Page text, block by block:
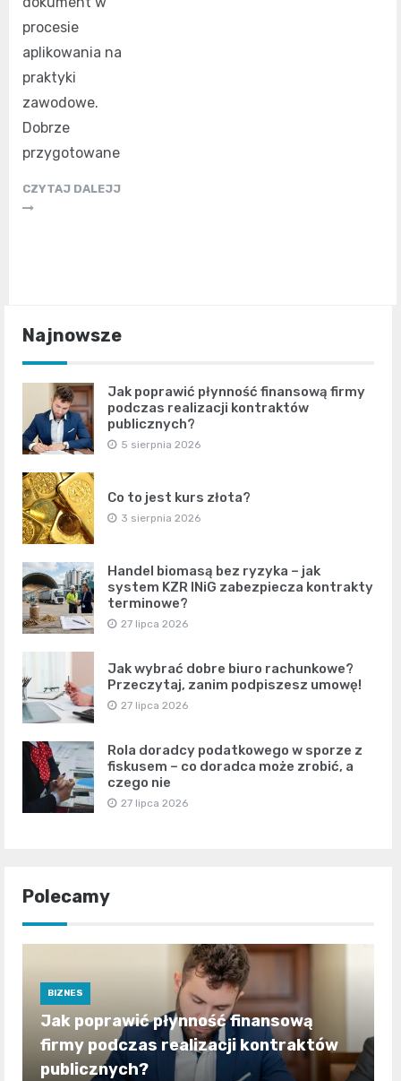
procesie
aplikowania na
praktyki
zawodowe.
Dobrze
przygotowane
CZYTAJ DALEJJ
Najnowsze
Jak poprawić płynność finansową firmy
podczas realizacji kontraktów
publicznych?
5 sierpnia 2026
Co to jest kurs złota?
3 sierpnia 2026
Handel biomasą bez ryzyka – jak
system KZR INiG zabezpiecza kontrakty
terminowe?
27 lipca 2026
Jak wybrać dobre biuro rachunkowe?
Przeczytaj, zanim podpiszesz umowę!
27 lipca 2026
Rola doradcy podatkowego w sporze z
fiskusem – co doradca może zrobić, a
czego nie
27 lipca 2026
Polecamy
BIZNES
Jak poprawić płynność finansową
firmy podczas realizacji kontraktów
publicznych?